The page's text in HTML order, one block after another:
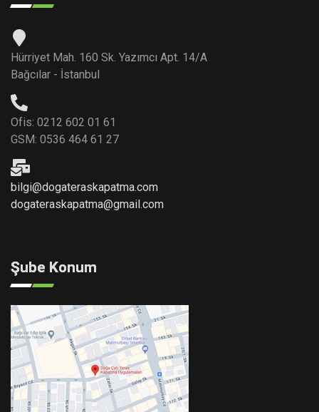
Hürriyet Mah. 160 Sk. Yazımcı Apt. 14/A
Bağcılar - İstanbul
Ofis: 0212 602 01 61
GSM: 0536 464 61 27
bilgi@dogateraskapatma.com
dogateraskapatma@gmail.com
Şube Konum